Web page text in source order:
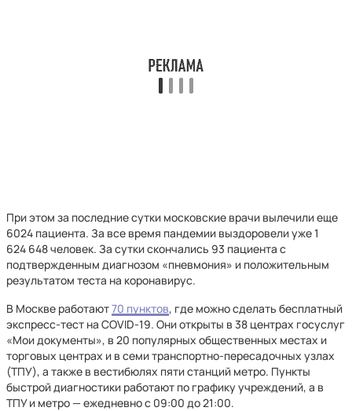
При этом за последние сутки московские врачи вылечили еще
6024 пациента. За все время пандемии выздоровели уже 1
624 648 человек. За сутки скончались 93 пациента с
подтвержденным диагнозом «пневмония» и положительным
результатом теста на коронавирус.
В Москве работают70 пунктов, где можно сделать бесплатный
экспресс-тест на COVID-19. Они открыты в 38 центрах госуслуг
«Мои документы», в 20 популярных общественных местах и
торговых центрах и в семи транспортно-пересадочных узлах
(ТПУ), а также в вестибюлях пяти станций метро. Пункты
быстрой диагностики работают по графику учреждений, а в
ТПУ и метро — ежедневно с 09:00 до 21:00.